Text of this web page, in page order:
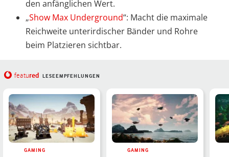
den anfänglichen Wert.
„Show Max Underground“: Macht die maximale
Reichweite unterirdischer Bänder und Rohre
beim Platzieren sichtbar.
featured LESEEMPFEHLUNGEN
GAMING GAMING